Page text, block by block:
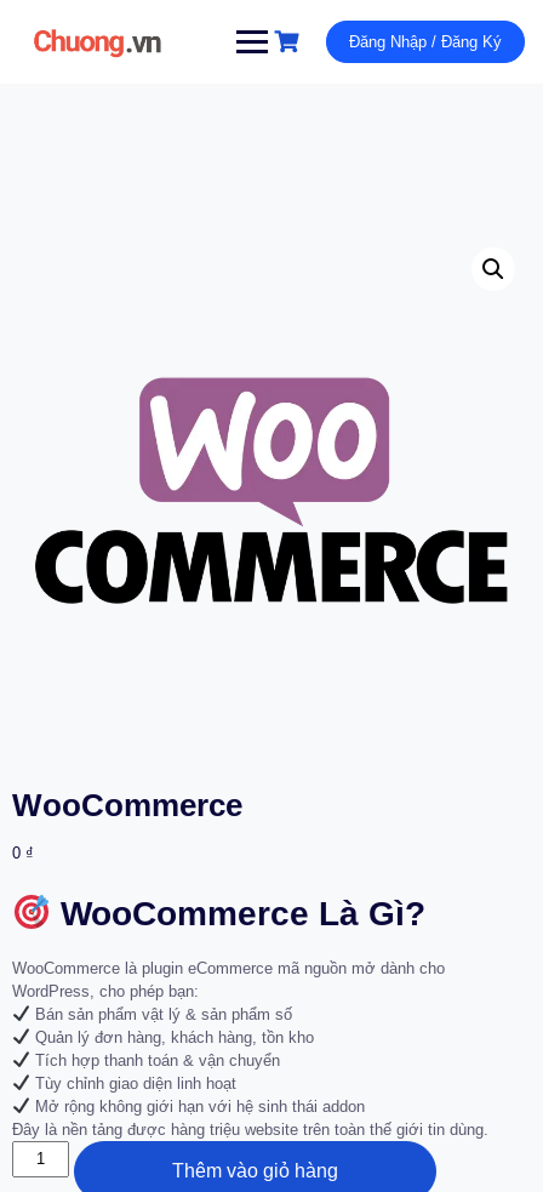
Đăng Nhập / Đăng Ký
WooCommerce
0 ₫
WooCommerce Là Gì?
WooCommerce là plugin eCommerce mã nguồn mở dành cho
WordPress, cho phép bạn:
Bán sản phẩm vật lý & sản phẩm số
Quản lý đơn hàng, khách hàng, tồn kho
Tích hợp thanh toán & vận chuyển
Tùy chỉnh giao diện linh hoạt
Mở rộng không giới hạn với hệ sinh thái addon
Đây là nền tảng được hàng triệu website trên toàn thế giới tin dùng.
Thêm vào giỏ hàng